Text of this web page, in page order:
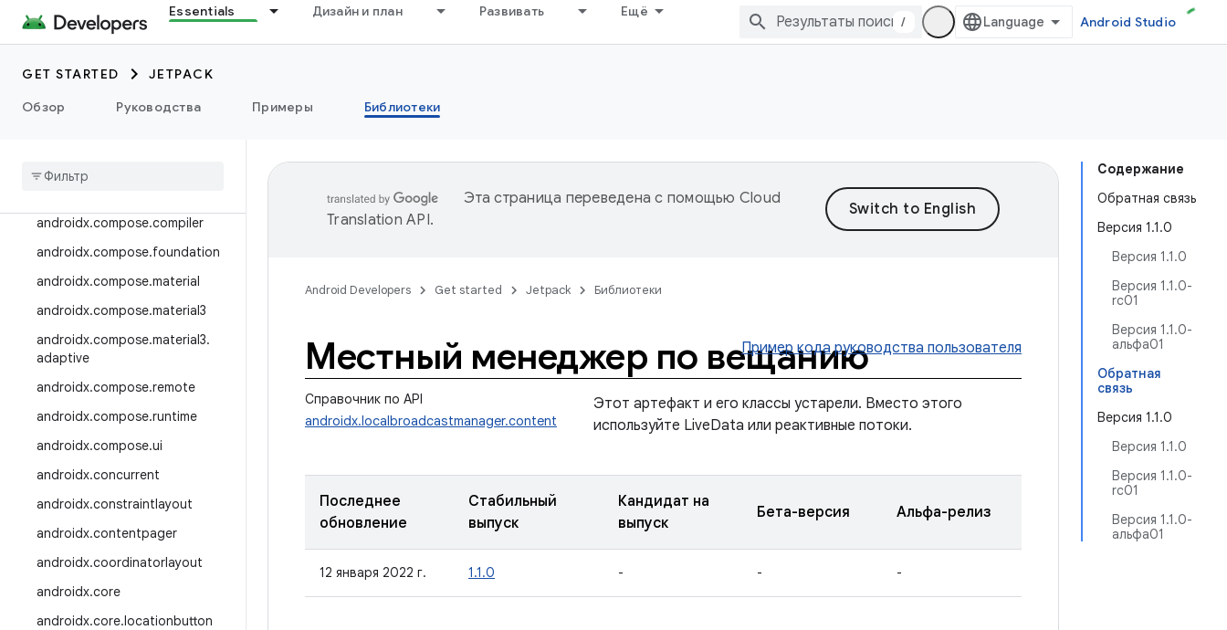
Essentials Дизайн и план Развивать Ещё
/ Android Studio
GET STARTED
JETPACK
Обзор
Руководства Примеры Библиотеки
androidx.camera.viewfinder
androidx.car
androidx.car.app
androidx.cardview
androidx.compose.compiler
androidx.compose.foundation
androidx.compose.material
androidx.compose.material3
androidx.compose.material3.
adaptive
androidx.compose.remote
androidx.compose.runtime
androidx.compose.ui
androidx.concurrent
androidx.constraintlayout
androidx.contentpager
androidx.coordinatorlayout
androidx.core
androidx.core.locationbutton
Содержание
Обратная связь
Версия 1.1.0
Версия 1.1.0
Версия 1.1.0-
rc01
Версия 1.1.0-
альфа01
Обратная
связь
Версия 1.1.0
Версия 1.1.0
Версия 1.1.0-
rc01
Версия 1.1.0-
альфа01
Эта страница переведена с помощью Cloud
Translation API.
Android Developers Get started Jetpack Библиотеки
Местный менеджер по вещанию
Пример кода руководства пользователя
Справочник по API
androidx.localbroadcastmanager.content
Этот артефакт и его классы устарели. Вместо этого
используйте LiveData или реактивные потоки.
Последнее
обновление
Стабильный
выпуск
Кандидат на
выпуск
Бета-версия Альфа-релиз
12 января 2022 г. 1.1.0 - - -